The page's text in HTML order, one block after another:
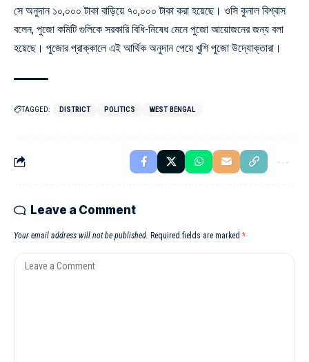
সে অনুদান ১০,০০০ টাকা বাড়িয়ে ৭০,০০০ টাকা করা হয়েছে। ওসি কুনাল বিশ্বাস
বলেন, পুজো কমিটি গুলিকে সরকারি বিধি-নিষেধ মেনে পুজো আয়োজনের জন্য বলা
হয়েছে। পুজোর প্রাক্কালে এই আর্থিক অনুদান পেয়ে খুশি পুজো উদ্যোক্তারা।
TAGGED: DISTRICT POLITICS WEST BENGAL
Leave a Comment
Your email address will not be published. Required fields are marked *